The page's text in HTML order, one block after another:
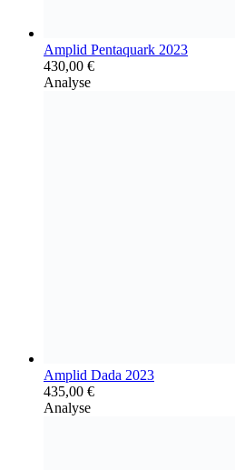
Amplid Pentaquark 2023
430,00 €
Analyse
Amplid Dada 2023
435,00 €
Analyse